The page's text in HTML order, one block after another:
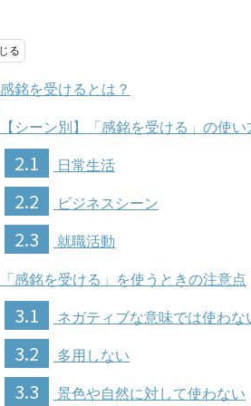
感銘を受けるとは？
【シーン別】「感銘を受ける」の使い
2.1 日常生活
2.2 ビジネスシーン
2.3 就職活動
「感銘を受ける」を使うときの注意点
3.1 ネガティブな意味では使わな
3.2 多用しない
3.3 景色や自然に対して使わない